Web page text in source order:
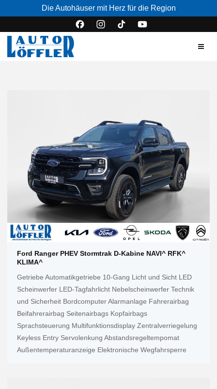
Die Autohäuser mit Herz für die Region
Ford Ranger PHEV Stormtrak D-Kabine NAVI^ RFK^
KLIMA^
Getriebe Automatikgetriebe 10-Gang Licht und Sicht LED
Scheinwerfer LED-Tagfahrlicht Nebelscheinwerfer Technik
und Sicherheit Bordcomputer Alarmanlage Fahrerairbag
Beifahrerairbag Seitenairbags Kopfairbags
Sprachsteuerung Multifunktionsdisplay Zentralverriegelung
Keyless Entry Servolenkung Abstandsregeltempomat
Außentemperaturanzeige Elektronische Wegfahrsperre